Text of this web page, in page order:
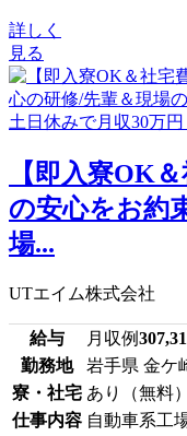
詳しく
見る
【即入寮OK
の安心をお約
場...
UTエイム株式会社
給与 月収例
勤務地
岩手県 金ケ
寮・社宅 あり（無料）
仕事内容 自動車系工